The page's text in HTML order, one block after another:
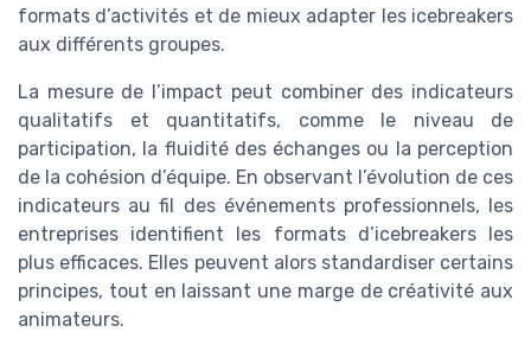
formats d’activités et de mieux adapter les icebreakers
aux différents groupes.
La mesure de l’impact peut combiner des indicateurs
qualitatifs et quantitatifs, comme le niveau de
participation, la fluidité des échanges ou la perception
de la cohésion d’équipe. En observant l’évolution de ces
indicateurs au fil des événements professionnels, les
entreprises identifient les formats d’icebreakers les
plus efficaces. Elles peuvent alors standardiser certains
principes, tout en laissant une marge de créativité aux
animateurs.